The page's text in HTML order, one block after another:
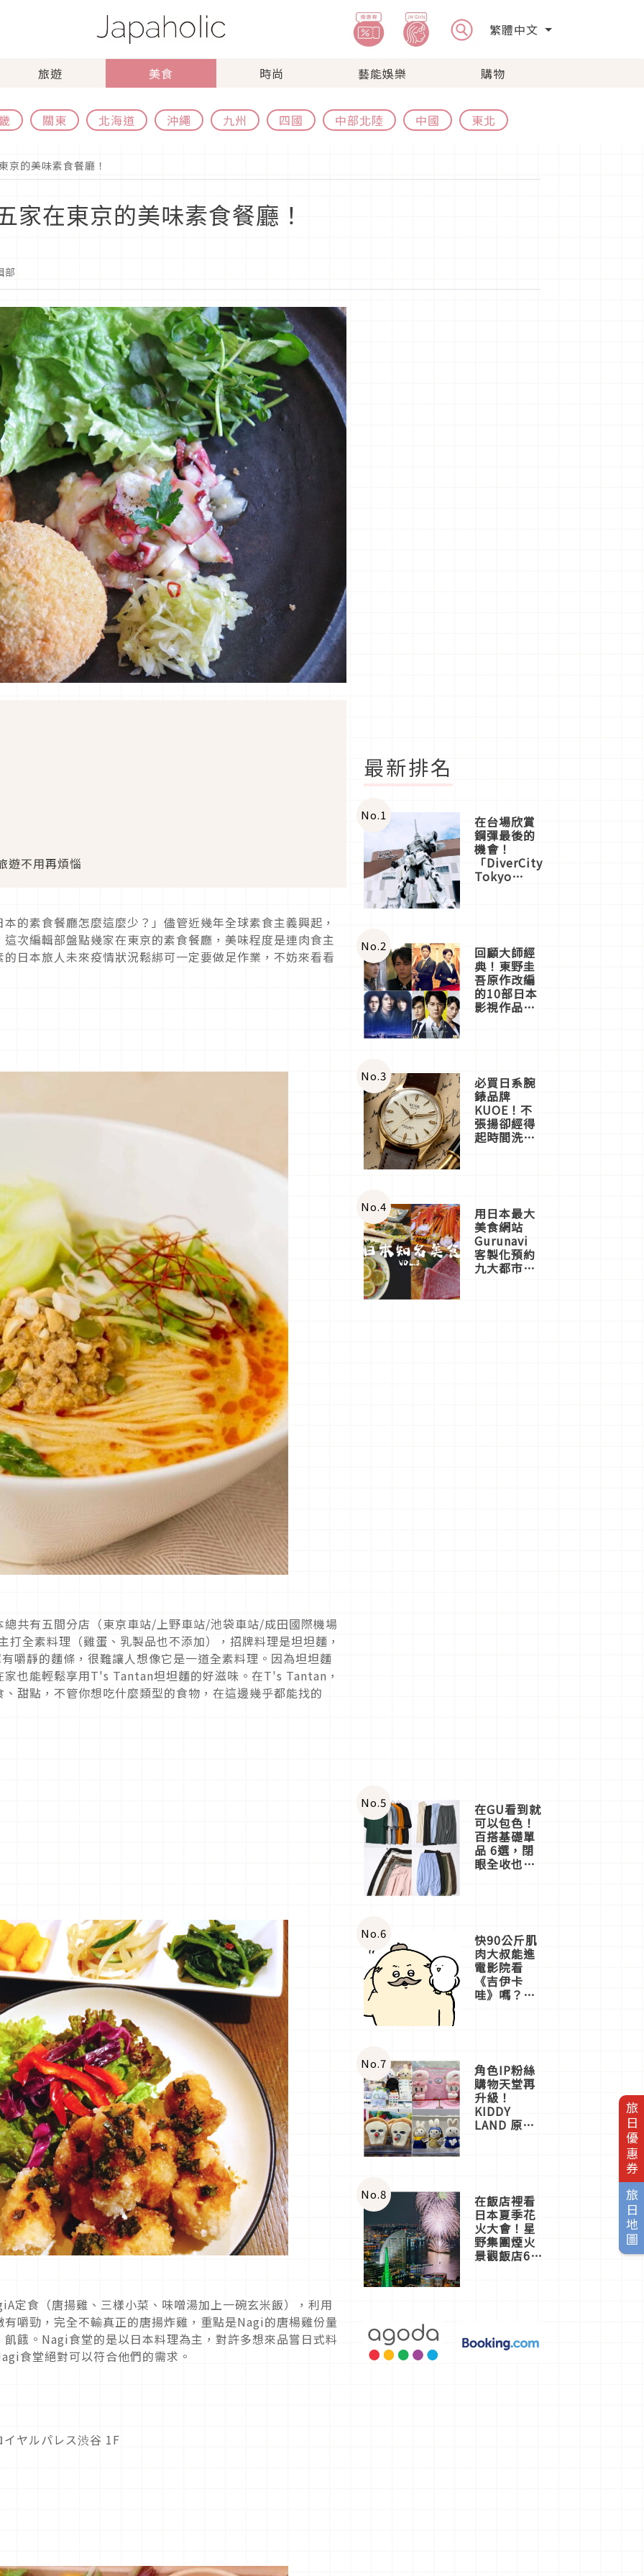
繁體中文
旅遊 美食 時尚 藝能娛樂 購物
關東 北海道 沖繩 九州 四國 中部北陸 中國 東北
旅日優惠券
旅日地圖
京的美味素食餐廳！
家在東京的美味素食餐廳！
部
遊不用再煩惱
的素食餐廳怎麼這麼少？」儘管近幾年全球素食主義興起，
次編輯部盤點幾家在東京的素食餐廳，美味程度是連肉食主
日本旅人未來疫情狀況鬆綁可一定要做足作業，不妨來看看
共有五間分店（東京車站/上野車站/池袋車站/成田國際機場
全素料理（雞蛋、乳製品也不添加），招牌料理是坦坦麵，
嚼靜的麵條，很難讓人想像它是一道全素料理。因為坦坦麵
也能輕鬆享用T's Tantan坦坦麵的好滋味。在T's Tantan，
甜點，不管你想吃什麼類型的食物，在這邊幾乎都能找的
定食（唐揚雞、三樣小菜、味噌湯加上一碗玄米飯），利用
嚼勁，完全不輸真正的唐揚炸雞，重點是Nagi的唐楊雞份量
餓。Nagi食堂的是以日本料理為主，對許多想來品嘗日式料
食堂絕對可以符合他們的需求。
ヤルパレス渋谷 1F
最新排名
No.1 在台場欣賞
鋼彈最後的
機會！
「DiverCity
Tokyo
體驗
No.2 回顧大師經
典！東野圭
吾原作改編
的10部日本
影視作品推
No.3 必買日系腕
錶品牌
KUOE！不
張揚卻經得
起時間洗鍊
No.4 用日本最大
美食網站
Gurunavi
客製化預約
九大都市餐
No.5 在GU看到就
可以包色！
百搭基礎單
品 6選，閉
眼全收也不
No.6 快90公斤肌
肉大叔能進
電影院看
《吉伊卡
哇》嗎？日
一同給出了
答案
No.7 角色IP粉絲
購物天堂再
升級！
KIDDY
LAND 原宿
店3分即達
No.8 在飯店裡看
日本夏季花
火大會！星
野集團煙火
景觀飯店6